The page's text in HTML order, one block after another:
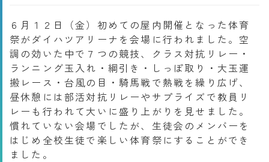
６月１２日（金）初めての屋内開催となった体育
祭がダイハツアリーナを会場に行われました。空
調の効いた中で７つの競技、クラス対抗リレー・
ランニング玉入れ・綱引き・しっぽ取り・大玉運
搬レース・台風の目・騎馬戦で熱戦を繰り広げ、
昼休憩には部活対抗リレーやサプライズで教員リ
レーも行われて大いに盛り上がりを見せました。
慣れていない会場でしたが、生徒会のメンバーを
はじめ全校生徒で楽しい体育祭にすることができ
ました。